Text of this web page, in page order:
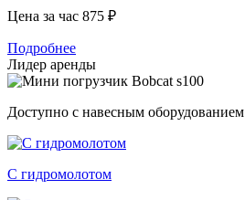
Цена за час 875 ₽
Подробнее
Лидер аренды
Доступно с навесным оборудованием
С гидромолотом